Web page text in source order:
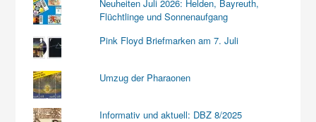
Neuheiten Juli 2026: Helden, Bayreuth,
Flüchtlinge und Sonnenaufgang
Pink Floyd Briefmarken am 7. Juli
Umzug der Pharaonen
Informativ und aktuell: DBZ 8/2025